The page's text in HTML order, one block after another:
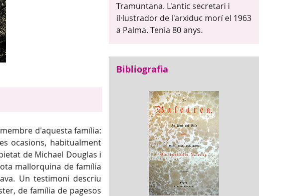
d'aquesta família:
ocasions, habitualment
de Michael Douglas i
mallorquina de família
Un testimoni descriu
de família de pagesos
Tramuntana. L'antic secretari i
il·lustrador de l'arxiduc morí el 1963
a Palma. Tenia 80 anys.
Bibliografia